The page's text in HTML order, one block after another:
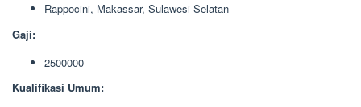
Rappocini, Makassar, Sulawesi Selatan
Gaji:
2500000
Kualifikasi Umum: